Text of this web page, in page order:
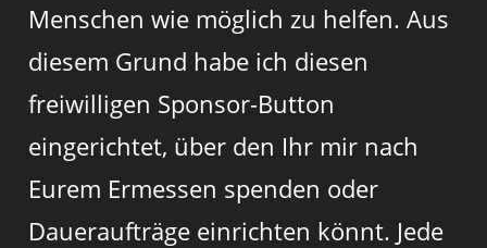
Menschen wie möglich zu helfen. Aus
diesem Grund habe ich diesen
freiwilligen Sponsor-Button
eingerichtet, über den Ihr mir nach
Eurem Ermessen spenden oder
Daueraufträge einrichten könnt. Jede